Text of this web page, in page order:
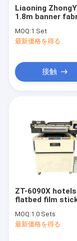
デジタル イン
シリンダーイ
波紋型インク
靴下印刷機
ハイブリッド
DTF印刷機
Liaoning
1.8m banner
textile inkjet
machine
MOQ:1 Set
最新価格を得る
接触
ZT-6090X hotels
flatbed film
6090 uv printing
machine
MOQ:1.0 Sets
最新価格を得る